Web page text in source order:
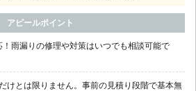
アピールポイント
！雨漏りの修理や対策はいつでも相談可能で
けとは限りません。事前の見積り段階で基本無